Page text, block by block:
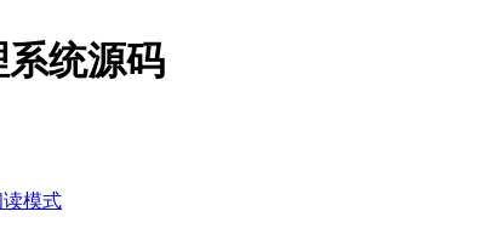
统源码
读模式